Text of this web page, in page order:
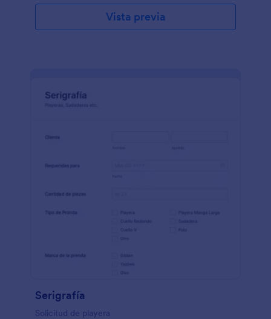
Vista previa
Serigrafía
Solicitud de playera